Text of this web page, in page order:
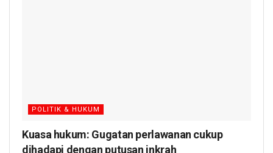
POLITIK & HUKUM
Kuasa hukum: Gugatan perlawanan cukup
dihadapi dengan putusan inkrah